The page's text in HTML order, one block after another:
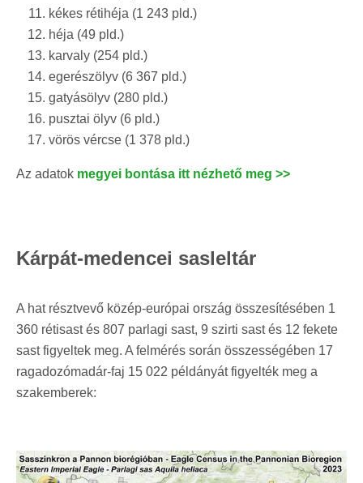
kékes rétihéja (1 243 pld.)
héja (49 pld.)
karvaly (254 pld.)
egerészölyv (6 367 pld.)
gatyásölyv (280 pld.)
pusztai ölyv (6 pld.)
vörös vércse (1 378 pld.)
Az adatok megyei bontása itt nézhető meg >>
Kárpát-medencei sasleltár
A hat résztvevő közép-európai ország összesítésében 1
360 rétisast és 807 parlagi sast, 9 szirti sast és 12 fekete
sast figyeltek meg. A felmérés során összességében 17
ragadozómadár-faj 15 022 példányát figyelték meg a
szakemberek: